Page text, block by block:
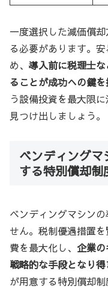
一度選択した減価償
る必要があります。
め、導入前に税理士
ることが成功への鍵
う設備投資を最大限
見つけ出しましょう。
ベンディング
する特別償却制
ベンディングマシン
せん。税制優遇措置
費を最大化し、 企業
戦略的な手段となり
が用意する特別償却